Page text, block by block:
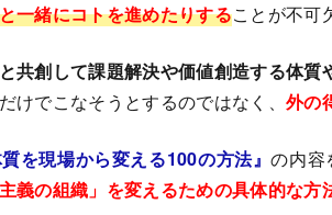
一緒にコトを進めたりすることが不可
共創して課題解決や価値創造する体質
でこなそうとするのではなく、 外の
質を現場から変える100の方法』の内容
主義の組織」を変えるための具体的な方